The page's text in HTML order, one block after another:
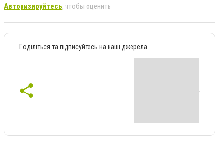
Авторизируйтесь, чтобы оценить
Поділіться та підписуйтесь на наші джерела